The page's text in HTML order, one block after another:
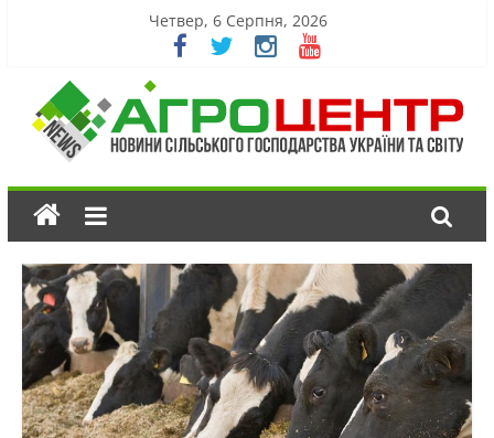
Четвер, 6 Серпня, 2026